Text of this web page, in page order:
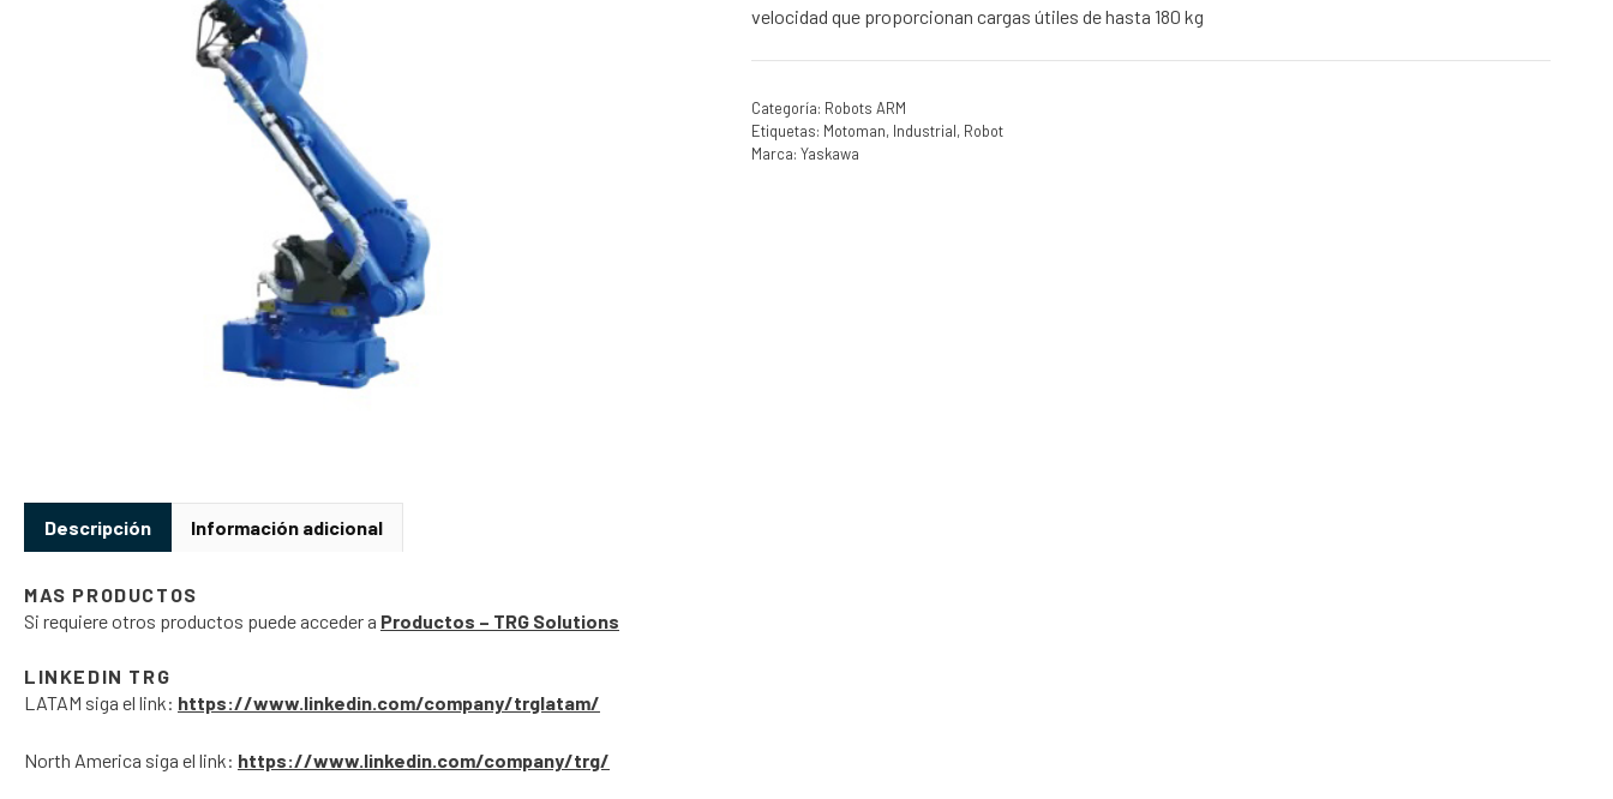
velocidad que proporcionan cargas útiles de hasta 180 kg
Categoría: Robots ARM
Etiquetas: Motoman, Industrial, Robot
Marca: Yaskawa
Descripción Información adicional
MAS PRODUCTOS
Si requiere otros productos puede acceder a Productos – TRG Solutions
LINKEDIN TRG
LATAM siga el link: https://www.linkedin.com/company/trglatam/
North America siga el link: https://www.linkedin.com/company/trg/